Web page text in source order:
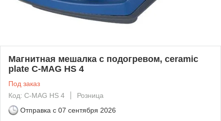
Магнитная мешалка с подогревом, ceramic
plate C-MAG HS 4
Под заказ
Код: C-MAG HS 4
Розница
Отправка с 07 сентября 2026